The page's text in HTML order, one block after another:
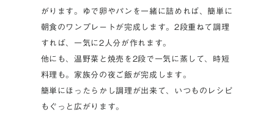
がります。ゆで卵やパンを一緒に詰めれば、簡単に
朝食のワンプレートが完成します。2段重ねて調理
すれば、一気に2人分が作れます。
他にも、温野菜と焼売を2段で一気に蒸して、時短
料理も。家族分の夜ご飯が完成します。
簡単にほったらかし調理が出来て、いつものレシピ
もぐっと広がります。